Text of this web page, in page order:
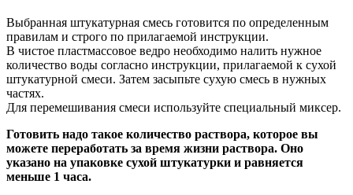
Выбранная штукатурная смесь готовится по определенным
правилам и строго по прилагаемой инструкции.
В чистое пластмассовое ведро необходимо налить нужное
количество воды согласно инструкции, прилагаемой к сухой
штукатурной смеси. Затем засыпьте сухую смесь в нужных
частях.
Для перемешивания смеси используйте специальный миксер.
Готовить надо такое количество раствора, которое вы
можете переработать за время жизни раствора. Оно
указано на упаковке сухой штукатурки и равняется
меньше 1 часа.